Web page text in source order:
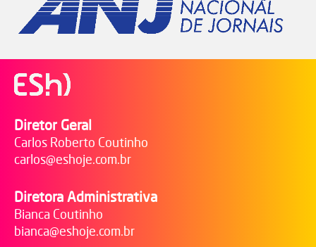
Diretor Geral
Carlos Roberto Coutinho
carlos@eshoje.com.br
Diretora Administrativa
Bianca Coutinho
bianca@eshoje.com.br